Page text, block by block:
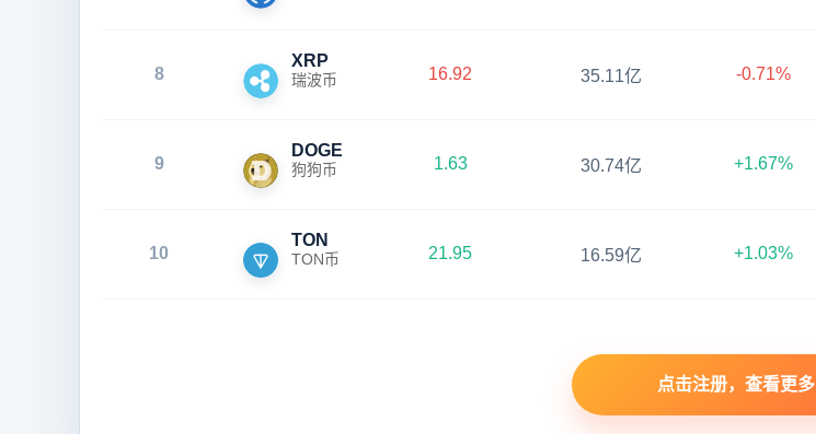
8
XRP
瑞波币 16.92 35.11亿 -0.71%
9
DOGE
狗狗币 1.63 30.74亿 +1.67%
10
TON
TON币 21.95 16.59亿 +1.03%
点击注册，查看更多